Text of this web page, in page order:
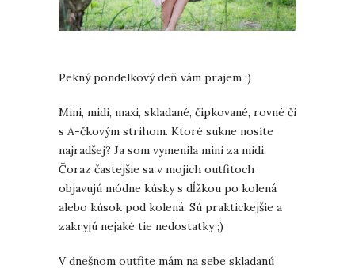
Pekný pondelkový deň vám prajem :)
Mini, midi, maxi, skladané, čipkované, rovné či
s A-čkovým strihom. Ktoré sukne nosíte
najradšej? Ja som vymenila mini za midi.
Čoraz častejšie sa v mojich outfitoch
objavujú módne kúsky s dĺžkou po kolená
alebo kúsok pod kolená. Sú praktickejšie a
zakryjú nejaké tie nedostatky ;)
V dnešnom outfite mám na sebe skladanú